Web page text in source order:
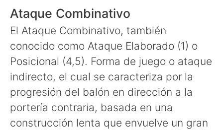
Ataque Combinativo
El Ataque Combinativo, también
conocido como Ataque Elaborado (1) o
Posicional (4,5). Forma de juego o ataque
indirecto, el cual se caracteriza por la
progresión del balón en dirección a la
portería contraria, basada en una
construcción lenta que envuelve un gran